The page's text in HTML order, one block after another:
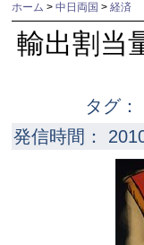
ホーム > 中日両国 > 経済
輸出割当
タグ
発信時間：